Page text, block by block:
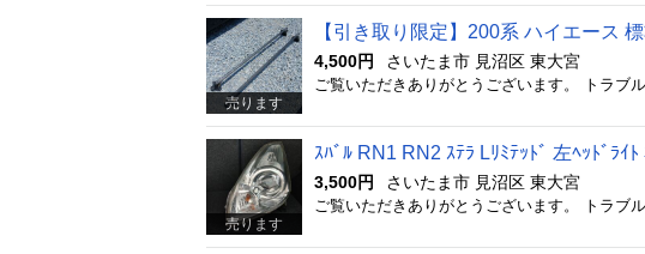
売ります
【引き取り限定】200系 ハイエース
4,500円 さいたま市 見沼区 東大宮
売ります
ｽﾊﾞﾙ RN1 RN2 ｽﾃﾗ Lﾘﾐﾃｯﾄﾞ 左ﾍｯﾄﾞﾗｲﾄ
3,500円 さいたま市 見沼区 東大宮